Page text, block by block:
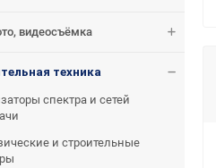
видеосъёмка
техника
спектра и сетей
и строительные